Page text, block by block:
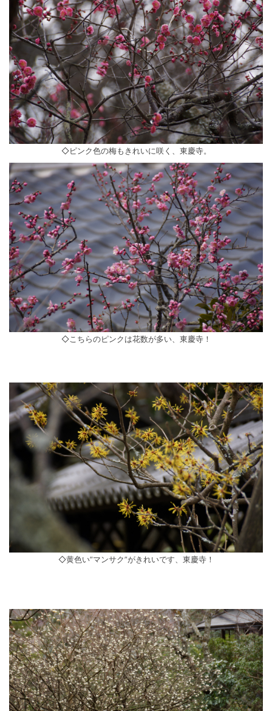
◇ピンク色の梅もきれいに咲く、東慶寺。
◇こちらのピンクは花数が多い、東慶寺！
◇黄色い”マンサク”がきれいです、東慶寺！